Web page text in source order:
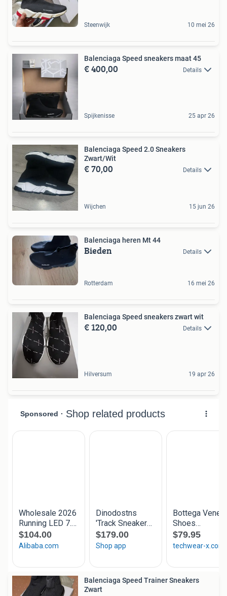
Steenwijk 10 mei 26
Balenciaga Speed sneakers maat 45
€ 400,00 Details
Spijkenisse 25 apr 26
Balenciaga Speed 2.0 Sneakers
Zwart/Wit
€ 70,00 Details
Wijchen 15 jun 26
Balenciaga heren Mt 44
Bieden Details
Rotterdam 16 mei 26
Balenciaga Speed sneakers zwart wit
€ 120,00 Details
Hilversum 19 apr 26
Balenciaga Speed Trainer Sneakers
Zwart